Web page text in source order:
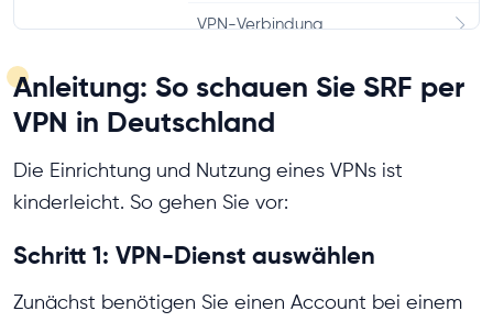
VPN-Verbindung
Split-Tunneling
Anleitung: So schauen Sie SRF per
VPN in Deutschland
Die Einrichtung und Nutzung eines VPNs ist
kinderleicht. So gehen Sie vor:
Schritt 1: VPN-Dienst auswählen
Zunächst benötigen Sie einen Account bei einem